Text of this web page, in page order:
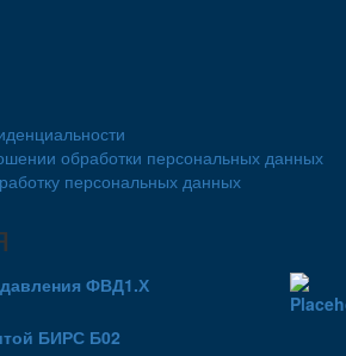
обработки персональных данных
персональных данных
ФВД1.Х
БИРС Б02